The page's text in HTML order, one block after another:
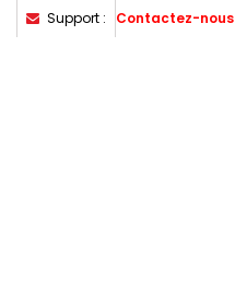
Support : Contactez-nous